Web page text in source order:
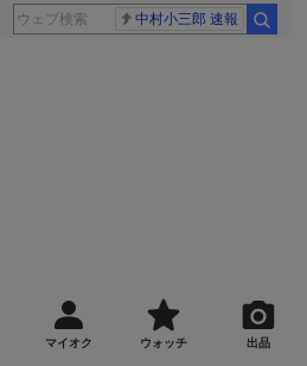
中村小三郎 速報
マイオク ウォッチ 出品